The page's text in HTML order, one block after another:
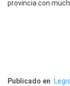
provincia con
Publicado en